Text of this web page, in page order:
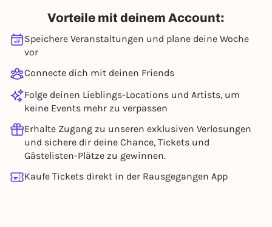
Vorteile mit deinem Account:
Speichere Veranstaltungen und plane deine Woche
vor
Connecte dich mit deinen Friends
Folge deinen Lieblings-Locations und Artists, um
keine Events mehr zu verpassen
Erhalte Zugang zu unseren exklusiven Verlosungen
und sichere dir deine Chance, Tickets und
Gästelisten-Plätze zu gewinnen.
Kaufe Tickets direkt in der Rausgegangen App